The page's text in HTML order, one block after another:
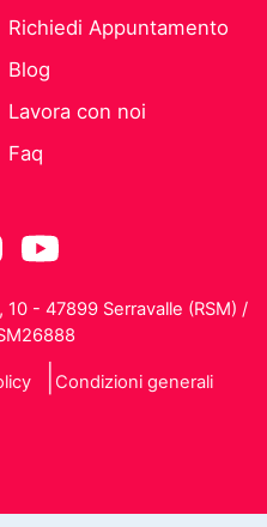
Richiedi Appuntamento
Blog
Lavora con noi
Faq
10 - 47899 Serravalle (RSM) /
Condizioni generali